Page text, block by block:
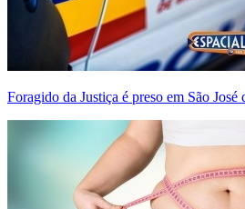
Foragido da Justiça é preso em São José